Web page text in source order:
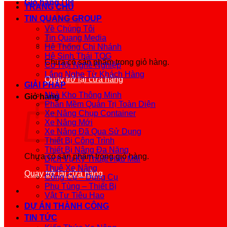
Giỏ hàng /0₫
Chưa có sản phẩm trong giỏ hàng.
Quay trở lại cửa hàng
Giỏ hàng
Chưa có sản phẩm trong giỏ hàng.
Quay trở lại cửa hàng
TRANG CHỦ
TIN QUANG GROUP
Về Chúng Tôi
Tin Quang Media
Hệ Thống Chi Nhánh
Hệ Sinh Thái TQG
Cơ Hội Nghề Nghiệp
Lắng Nghe Từ Khách Hàng
GIẢI PHÁP
Nhà Kho Thông Minh
Phần Mềm Quản Trị Toàn Diện
Xe Nâng Chụp Container
Xe Nâng Mới
Xe Nâng Đã Qua Sử Dụng
Thiết Bị Công Trình
Thiết Bị Nâng Đa Năng
Dịch Vụ Kỹ Thuật Hậu Mãi
Thuê Xe Nâng
Công Cụ – Dụng Cụ
Phụ Tùng – Thiết Bị
Vật Tư Tiêu Hao
DỰ ÁN THÀNH CÔNG
TIN TỨC